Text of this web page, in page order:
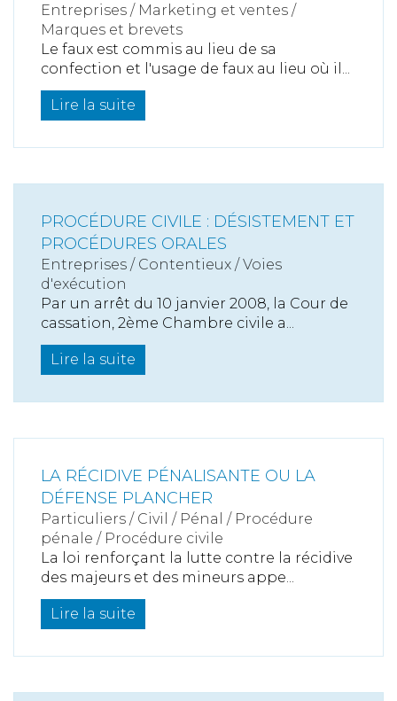
Entreprises / Marketing et ventes /
Marques et brevets
Le faux est commis au lieu de sa
confection et l'usage de faux au lieu où il...
Lire la suite
PROCÉDURE CIVILE : DÉSISTEMENT ET
PROCÉDURES ORALES
Entreprises / Contentieux /Voies
d'exécution
Par un arrêt du 10 janvier 2008, la Cour de
cassation, 2ème Chambre civile a...
Lire la suite
LA RÉCIDIVE PÉNALISANTE OU LA
DÉFENSE PLANCHER
Particuliers / Civil / Pénal / Procédure
pénale / Procédure civile
La loi renforçant la lutte contre la récidive
des majeurs et des mineurs appe...
Lire la suite